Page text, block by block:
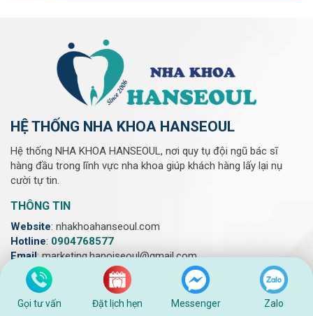
HỆ THỐNG NHA KHOA HANSEOUL
Hệ thống NHA KHOA HANSEOUL, nơi quy tụ đội ngũ bác sĩ
hàng đầu trong lĩnh vực nha khoa giúp khách hàng lấy lại nụ
cười tự tin.
THÔNG TIN
Website: nhakhoahanseoul.com
Hotline: 0904768577
Email: marketing.hanoiseoul@gmail.com
Phản ánh dịch vụ:
0904768577
Gọi tư vấn Đặt lịch hẹn Messenger Zalo